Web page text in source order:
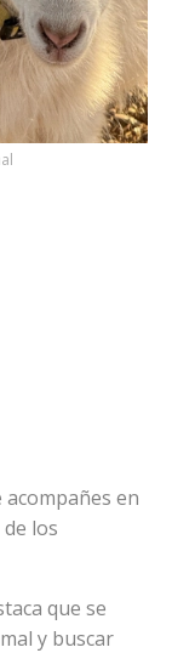
en
los
que se
y buscar